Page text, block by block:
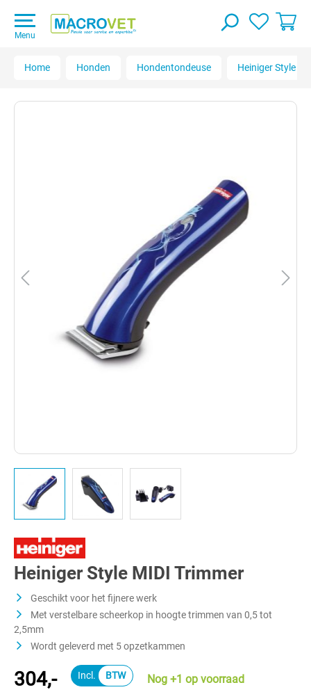
Menu
Home Honden Hondentondeuse Heiniger Style
Heiniger Style MIDI Trimmer
Geschikt voor het fijnere werk
Met verstelbare scheerkop in hoogte trimmen van 0,5 tot
2,5mm
Wordt geleverd met 5 opzetkammen
304,- Nog +1 op voorraad